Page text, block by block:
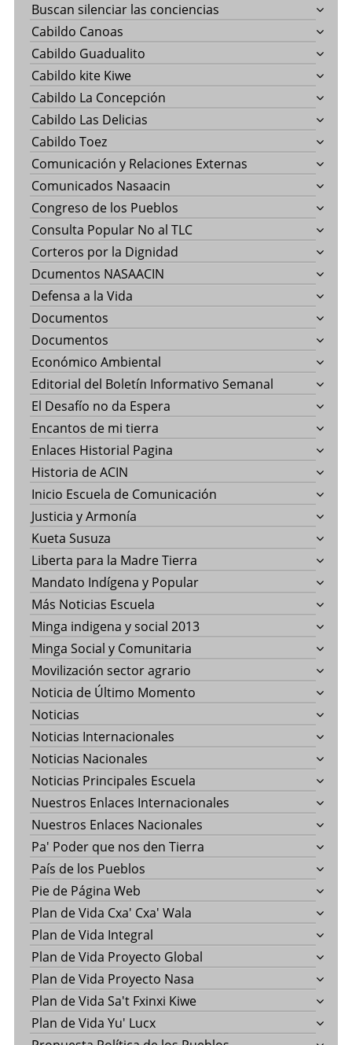
Buscan silenciar las conciencias
Cabildo Canoas
Cabildo Guadualito
Cabildo kite Kiwe
Cabildo La Concepción
Cabildo Las Delicias
Cabildo Toez
Comunicación y Relaciones Externas
Comunicados Nasaacin
Congreso de los Pueblos
Consulta Popular No al TLC
Corteros por la Dignidad
Dcumentos NASAACIN
Defensa a la Vida
Documentos
Documentos
Económico Ambiental
Editorial del Boletín Informativo Semanal
El Desafío no da Espera
Encantos de mi tierra
Enlaces Historial Pagina
Historia de ACIN
Inicio Escuela de Comunicación
Justicia y Armonía
Kueta Susuza
Liberta para la Madre Tierra
Mandato Indígena y Popular
Más Noticias Escuela
Minga indigena y social 2013
Minga Social y Comunitaria
Movilización sector agrario
Noticia de Último Momento
Noticias
Noticias Internacionales
Noticias Nacionales
Noticias Principales Escuela
Nuestros Enlaces Internacionales
Nuestros Enlaces Nacionales
Pa' Poder que nos den Tierra
País de los Pueblos
Pie de Página Web
Plan de Vida Cxa' Cxa' Wala
Plan de Vida Integral
Plan de Vida Proyecto Global
Plan de Vida Proyecto Nasa
Plan de Vida Sa't Fxinxi Kiwe
Plan de Vida Yu' Lucx